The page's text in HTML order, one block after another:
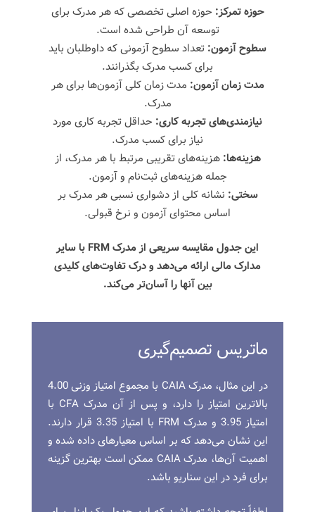
حوزه تمرکز: حوزه اصلی تخصصی که هر مدرک برای
توسعه آن طراحی شده است.
سطوح آزمون: تعداد سطوح آزمونی که داوطلبان باید
برای کسب مدرک بگذرانند.
مدت زمان آزمون: مدت زمان کلی آزمون‌ها برای هر
مدرک.
نیازمندی‌های تجربه کاری: حداقل تجربه کاری مورد
نیاز برای کسب مدرک.
هزینه‌ها: هزینه‌های تقریبی مرتبط با هر مدرک، از
جمله هزینه‌های ثبت‌نام و آزمون.
سختی: نشانه کلی از دشواری نسبی هر مدرک بر
اساس محتوای آزمون و نرخ قبولی.
این جدول مقایسه سریعی از مدرک FRM با سایر
مدارک مالی ارائه می‌دهد و درک تفاوت‌های کلیدی
بین آنها را آسان‌تر می‌کند.
ماتریس تصمیم‌گیری
در این مثال، مدرک CAIA با مجموع امتیاز وزنی 4.00
بالاترین امتیاز را دارد، و پس از آن مدرک CFA با
امتیاز 3.95 و مدرک FRM با امتیاز 3.35 قرار دارند.
این نشان می‌دهد که بر اساس معیارهای داده شده و
اهمیت آن‌ها، مدرک CAIA ممکن است بهترین گزینه
برای فرد در این سناریو باشد.